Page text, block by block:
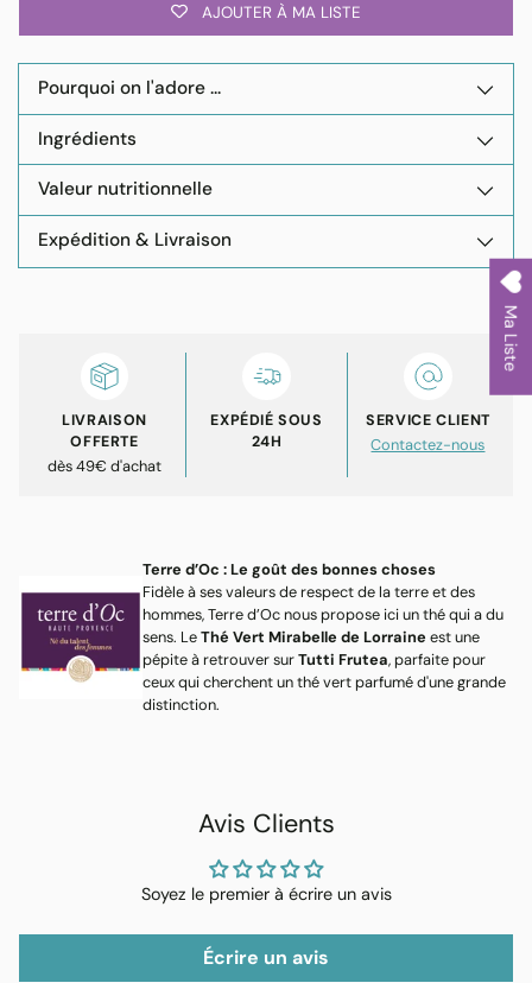
AJOUTER À MA LISTE
Pourquoi on l'adore ...
Ingrédients
Valeur nutritionnelle
Expédition & Livraison
panierLIVRAISON
OFFERTE
dès 49€ d'achat
EXPÉDIÉ SOUS
24H
SERVICE CLIENT
Contactez-nous
Terre d’Oc : Le goût des bonnes choses
Fidèle à ses valeurs de respect de la terre et des
hommes, Terre d’Oc nous propose ici un thé qui a du
sens. LeThé Vert Mirabelle de Lorraine est une
pépite à retrouver surTutti Frutea, parfaite pour
ceux qui cherchent un thé vert parfumé d'une grande
distinction.
Avis Clients
Soyez le premier à écrire un avis
Écrire un avis
Ma Liste